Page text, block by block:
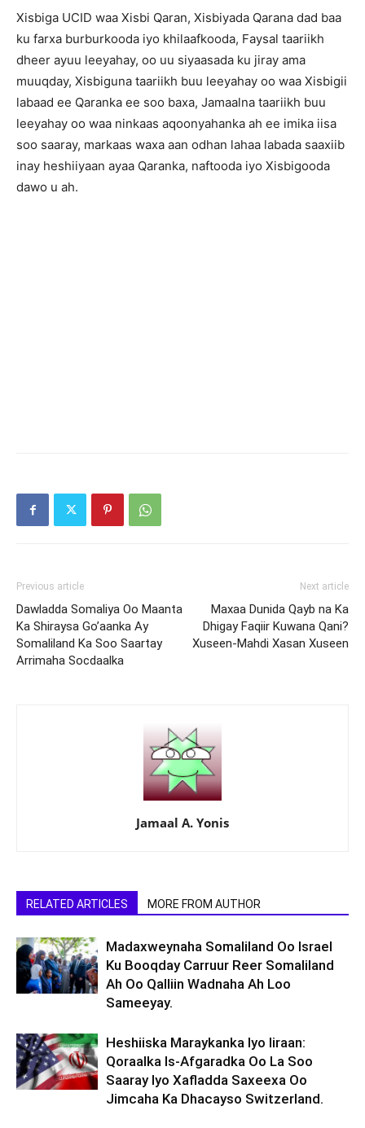
Xisbiga UCID waa Xisbi Qaran, Xisbiyada Qarana dad baa
ku farxa burburkooda iyo khilaafkooda, Faysal taariikh
dheer ayuu leeyahay, oo uu siyaasada ku jiray ama
muuqday, Xisbiguna taariikh buu leeyahay oo waa Xisbigii
labaad ee Qaranka ee soo baxa, Jamaalna taariikh buu
leeyahay oo waa ninkaas aqoonyahanka ah ee imika iisa
soo saaray, markaas waxa aan odhan lahaa labada saaxiib
inay heshiiyaan ayaa Qaranka, naftooda iyo Xisbigooda
dawo u ah.
Previous article
Dawladda Somaliya Oo Maanta
Ka Shiraysa Go’aanka Ay
Somaliland Ka Soo Saartay
Arrimaha Socdaalka
Next article
Maxaa Dunida Qayb na Ka
Dhigay Faqiir Kuwana Qani?
Xuseen-Mahdi Xasan Xuseen
Jamaal A. Yonis
RELATED ARTICLES MORE FROM AUTHOR
Madaxweynaha Somaliland Oo Israel
Ku Booqday Carruur Reer Somaliland
Ah Oo Qalliin Wadnaha Ah Loo
Sameeyay.
Heshiiska Maraykanka Iyo Iiraan:
Qoraalka Is-Afgaradka Oo La Soo
Saaray Iyo Xafladda Saxeexa Oo
Jimcaha Ka Dhacayso Switzerland.